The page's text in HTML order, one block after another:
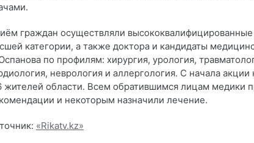
граждан осуществляли
категории, а также доктора и кандидаты
по профилям: хирургия, урология,
неврология и аллергология. С начала
жителей области. Всем обратившимся лицам медики
и некоторым назначили лечение.
«Rikatv.kz»